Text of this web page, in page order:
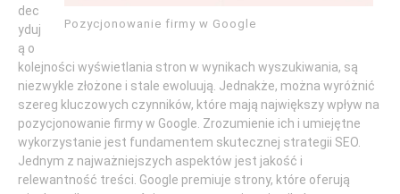
Pozycjonowanie firmy w Google
dec
yduj
ą o
kolejności wyświetlania stron w wynikach wyszukiwania, są
niezwykle złożone i stale ewoluują. Jednakże, można wyróżnić
szereg kluczowych czynników, które mają największy wpływ na
pozycjonowanie firmy w Google. Zrozumienie ich i umiejętne
wykorzystanie jest fundamentem skutecznej strategii SEO.
Jednym z najważniejszych aspektów jest jakość i
relewantność treści. Google premiuje strony, które oferują